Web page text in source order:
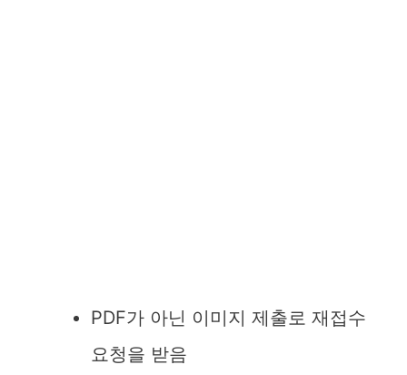
PDF가 아닌 이미지 제출로 재접수
요청을 받음